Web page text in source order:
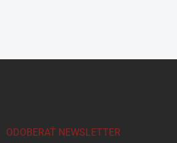
ODOBERAŤ NEWSLETTER